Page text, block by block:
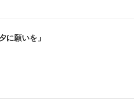
願いを」